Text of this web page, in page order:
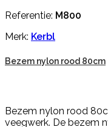
Referentie: M800
Merk: Kerbl
Bezem nylon rood 80cm
Bezem nylon rood
veegwerk. De bezem